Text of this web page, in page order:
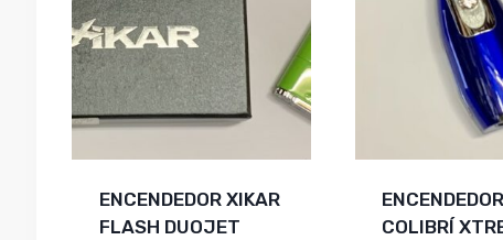
ENCENDEDOR XIKAR
FLASH DUOJET
ENCENDEDOR
COLIBRÍ